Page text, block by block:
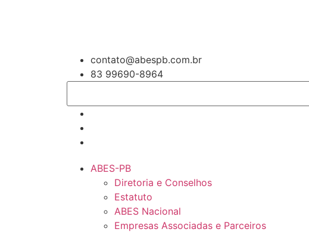
contato@abespb.com.br
83 99690-8964
ABES-PB
Diretoria e Conselhos
Estatuto
ABES Nacional
Empresas Associadas e Parceiros